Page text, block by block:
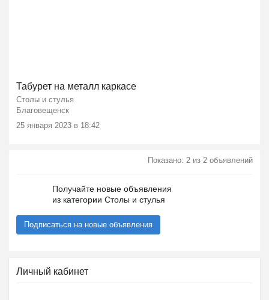
Табурет на металл каркасе
Столы и стулья
Благовещенск
25 января 2023 в 18:42
Показано: 2 из 2 объявлений
Получайте новые объявления
из категории Столы и стулья
Подписаться на новые объявления
Личный кабинет